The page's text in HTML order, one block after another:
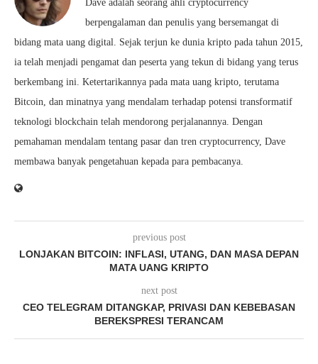
Dave adalah seorang ahli cryptocurrency
berpengalaman dan penulis yang bersemangat di
bidang mata uang digital. Sejak terjun ke dunia kripto pada tahun 2015,
ia telah menjadi pengamat dan peserta yang tekun di bidang yang terus
berkembang ini. Ketertarikannya pada mata uang kripto, terutama
Bitcoin, dan minatnya yang mendalam terhadap potensi transformatif
teknologi blockchain telah mendorong perjalanannya. Dengan
pemahaman mendalam tentang pasar dan tren cryptocurrency, Dave
membawa banyak pengetahuan kepada para pembacanya.
previous post
LONJAKAN BITCOIN: INFLASI, UTANG, DAN MASA DEPAN
MATA UANG KRIPTO
next post
CEO TELEGRAM DITANGKAP, PRIVASI DAN KEBEBASAN
BEREKSPRESI TERANCAM